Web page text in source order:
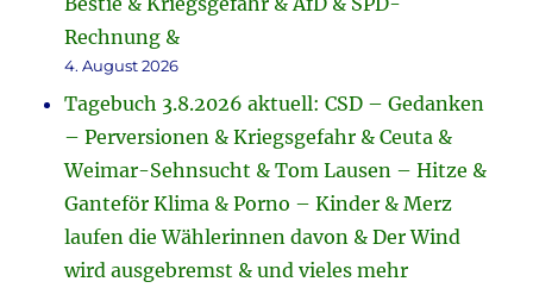
Rechnung &
4. August 2026
Tagebuch 3.8.2026 aktuell: CSD – Gedanken
– Perversionen & Kriegsgefahr & Ceuta &
Weimar-Sehnsucht & Tom Lausen – Hitze &
Ganteför Klima & Porno – Kinder & Merz
laufen die Wählerinnen davon & Der Wind
wird ausgebremst & und vieles mehr